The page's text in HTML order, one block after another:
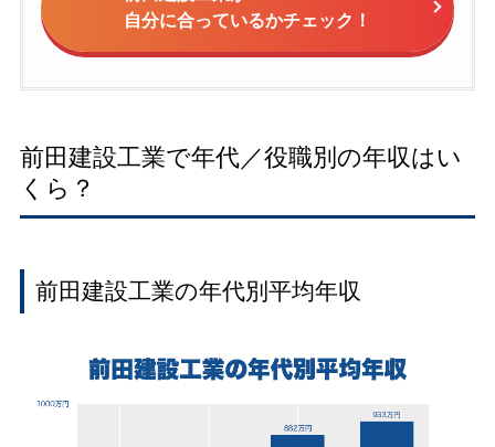
自分に合っているかチェック！
前田建設工業で年代／役職別の年収はい
くら？
前田建設工業の年代別平均年収